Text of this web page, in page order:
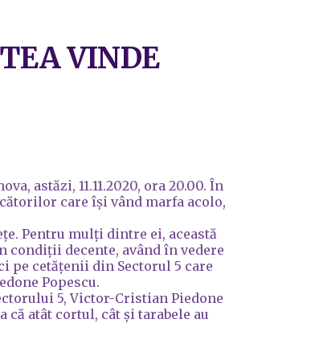
VINDE
astăzi, 11.11.2020, ora 20.00. În
care își vând marfa acolo,
Pentru mulți dintre ei, această
condiții decente, având în vedere
pe cetățenii din Sectorul 5 care
Popescu.
5, Victor-Cristian Piedone
că atât cortul, cât și tarabele au